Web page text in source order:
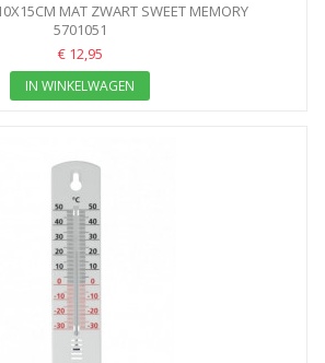
MAT ZWART SWEET MEMORY
5701051
€ 12,95
IN WINKELWAGEN